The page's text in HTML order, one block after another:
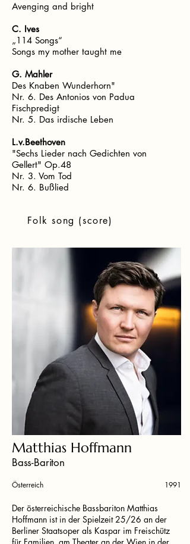
Avenging and bright
C. Ives
„114 Songs“
Songs my mother taught me
G. Mahler
Des Knaben Wunderhorn"
Nr. 6. Des Antonios von Padua
Fischpredigt
Nr. 5. Das irdische Leben
L.v.Beethoven
"Sechs Lieder nach Gedichten von
Gellert" Op.48
Nr. 3. Vom Tod
Nr. 6. Bußlied
Folk song (score)
Matthias Hoffmann
Bass-Bariton
1991
Österreich
Der österreichische Bassbariton Matthias
Hoffmann ist in der Spielzeit 25/26 an der
Berliner Staatsoper als Kaspar im Freischütz